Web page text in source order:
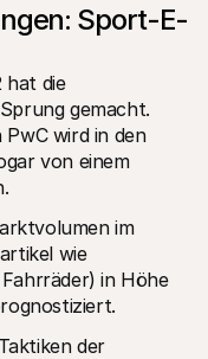
helfen können
Sport-E-
hat die
gemacht.
wird in den
von einem
im
wie
in Höhe
der